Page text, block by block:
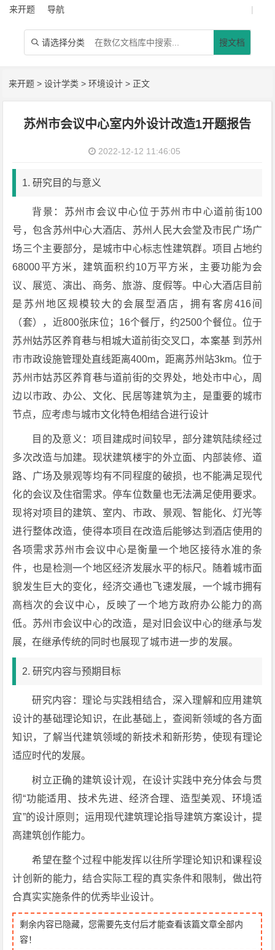
来开题 导航 |
 请选择分类 搜文档
来开题 >设计学类 >环境设计 > 正文
苏州市会议中心室内外设计改造1开题报告
2022-12-12 11:46:05
1. 研究目的与意义
背景：苏州市会议中心位于苏州市中心道前街100
号，包含苏州中心大酒店、苏州人民大会堂及市民广场广
场三个主要部分，是城市中心标志性建筑群。项目占地约
68000平方米，建筑面积约10万平方米，主要功能为会
议、展览、演出、商务、旅游、度假等。中心大酒店目前
是苏州地区规模较大的会展型酒店，拥有客房416间
（套），近800张床位；16个餐厅，约2500个餐位。位于
苏州姑苏区养育巷与相城大道前街交叉口，本案基 到苏州
市市政设施管理处直线距离400m，距离苏州站3km。位于
苏州市姑苏区养育巷与道前街的交界处，地处市中心，周
边以市政、办公、文化、民居等建筑为主，是重要的城市
节点，应考虑与城市文化特色相结合进行设计
目的及意义：项目建成时间较早，部分建筑陆续经过
多次改造与加建。现状建筑楼宇的外立面、内部装修、道
路、广场及景观等均有不同程度的破损，也不能满足现代
化的会议及住宿需求。停车位数量也无法满足使用要求。
现将对项目的建筑、室内、市政、景观、智能化、灯光等
进行整体改造，使得本项目在改造后能够达到酒店使用的
各项需求苏州市会议中心是衡量一个地区接待水准的条
件，也是检测一个地区经济发展水平的标尺。随着城市面
貌发生巨大的变化，经济交通也飞速发展，一个城市拥有
高档次的会议中心，反映了一个地方政府办公能力的高
低。苏州市会议中心的改造，是对旧会议中心的继承与发
展，在继承传统的同时也展现了城市进一步的发展。
2. 研究内容与预期目标
研究内容：理论与实践相结合，深入理解和应用建筑
设计的基础理论知识，在此基础上，查阅新领域的各方面
知识，了解当代建筑领域的新技术和新形势，使现有理论
适应时代的发展。
树立正确的建筑设计观，在设计实践中充分体会与贯
彻“功能适用、技术先进、经济合理、造型美观、环境适
宜”的设计原则；运用现代建筑理论指导建筑方案设计，提
高建筑创作能力。
希望在整个过程中能发挥以往所学理论知识和课程设
计创新的能力，结合实际工程的真实条件和限制，做出符
合真实实施条件的优秀毕业设计。
剩余内容已隐藏，您需要先支付后才能查看该篇文章全部内
容！